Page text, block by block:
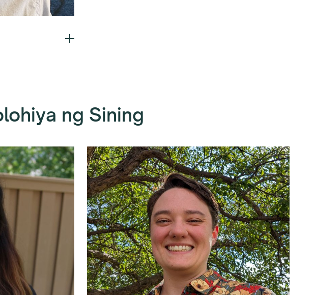
ng Sining